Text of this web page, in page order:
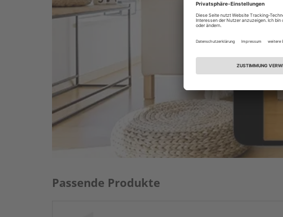
Passende Produkte